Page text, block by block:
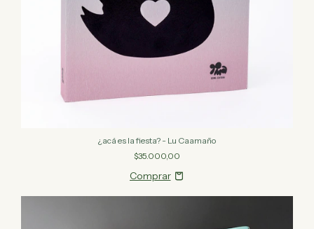
¿acá es la fiesta? - Lu Caamaño
$35.000,00